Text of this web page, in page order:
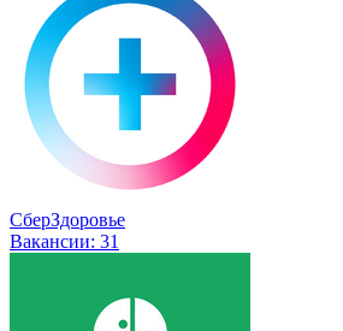
СберЗдоровье
Вакансии: 31